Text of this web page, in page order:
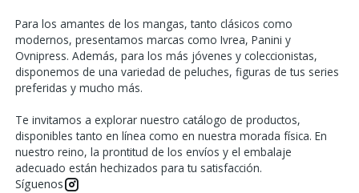
Para los amantes de los mangas, tanto clásicos como
modernos, presentamos marcas como Ivrea, Panini y
Ovnipress. Además, para los más jóvenes y coleccionistas,
disponemos de una variedad de peluches, figuras de tus series
preferidas y mucho más.
Te invitamos a explorar nuestro catálogo de productos,
disponibles tanto en línea como en nuestra morada física. En
nuestro reino, la prontitud de los envíos y el embalaje
adecuado están hechizados para tu satisfacción.
Síguenos